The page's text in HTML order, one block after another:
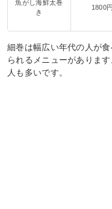
魚がし海鮮太巻
き
1800円
細巻は幅広い年代の人が
られるメニューがありま
人も多いです。